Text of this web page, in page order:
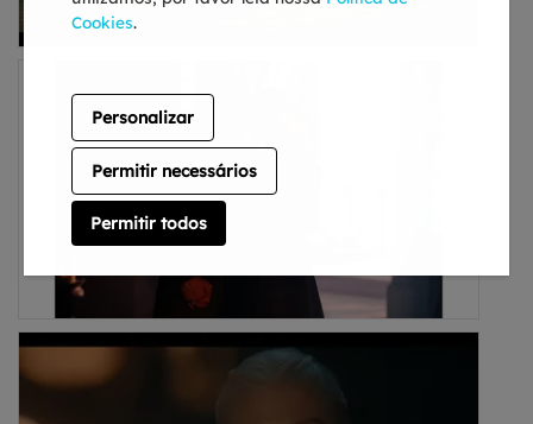
Cookies.
Personalizar
Permitir necessários
Permitir todos